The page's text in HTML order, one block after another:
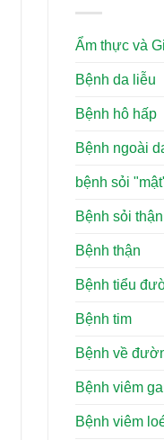
Ẩm thực và
Bệnh da liễu
Bệnh hô hấp
Bệnh ngoài
bệnh sỏi
Bệnh sỏi thận
Bệnh thận
Bệnh tiểu
Bệnh tim
Bệnh về
Bệnh viêm
Bệnh viêm